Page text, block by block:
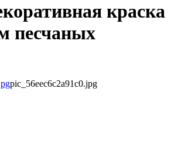
краска
песчаных
pic_56eec6c2a91c0.jpg